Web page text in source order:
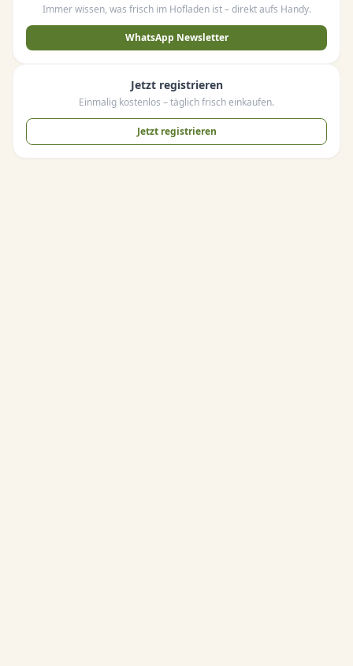
Immer wissen, was frisch im Hofladen ist – direkt aufs Handy.
WhatsApp Newsletter
Jetzt registrieren
Einmalig kostenlos – täglich frisch einkaufen.
Jetzt registrieren